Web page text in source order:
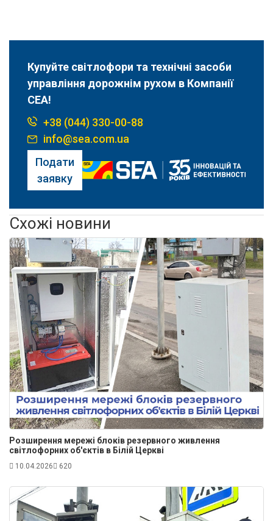
Купуйте світлофори та технічні засоби
управління дорожнім рухом в Компанії
СЕА!
+38 (044) 330-00-88
info@sea.com.ua
Подати
заявку
Схожі новини
Розширення мережі блоків резервного живлення
світлофорних об'єктів в Білій Церкві
10.04.2026 620